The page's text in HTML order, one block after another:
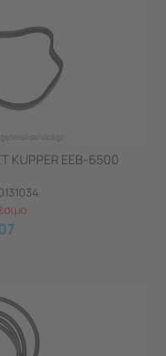
KUPPER ΕΕB-6500